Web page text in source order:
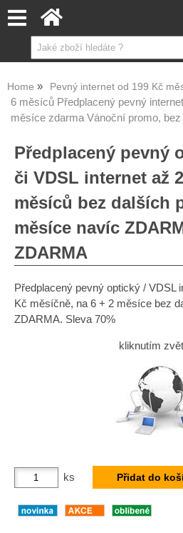
Home Pevný internet od 199 Kč
6 měsíců Předplacený pevný
měsíce zdarma Vánoční promo,
Předplacený pevný
či VDSL internet až
měsíců bez dalších
měsíce navíc
ZDARMA
Předplacený pevný optický / VDSL
Kč měsíčně, na 6 + 2 měsíce bez
ZDARMA. Sleva 70%
kliknutím
ks